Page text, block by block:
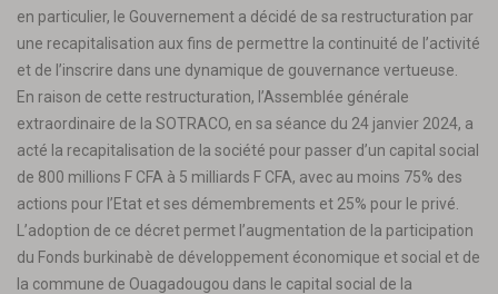
en particulier, le Gouvernement a décidé de sa restructuration par
une recapitalisation aux fins de permettre la continuité de l’activité
et de l’inscrire dans une dynamique de gouvernance vertueuse.
En raison de cette restructuration, l’Assemblée générale
extraordinaire de la SOTRACO, en sa séance du 24 janvier 2024, a
acté la recapitalisation de la société pour passer d’un capital social
de 800 millions F CFA à 5 milliards F CFA, avec au moins 75% des
actions pour l’Etat et ses démembrements et 25% pour le privé.
L’adoption de ce décret permet l’augmentation de la participation
du Fonds burkinabè de développement économique et social et de
la commune de Ouagadougou dans le capital social de la